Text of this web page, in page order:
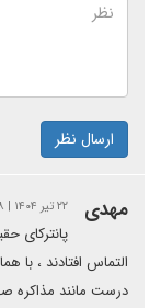
ارسال نظر
مهدی ۲۲ تیر ۱۴۰۴ | ۱۵:۳۸
پانترکای
التماس افتادند ، با
درست مانند مذاکره